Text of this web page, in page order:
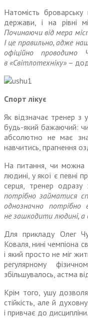
Натомість
держави, і на рівні
Починаючи від мера
І це правильно, адже
офіційно проводимо
в «Світлотехніку» –
Спорт лікує
Як відзначає тренер з
будь-який бажаючий:
абсолютно не має
навчитись, прагнення
На питання, чи можна
людині, у якої є певні
серця, тренер одразу
потрібно займатися
однозначно
не зашкодити людині,
Для прикладу Олег
Коваля, нині чемпіона
і який просто не міг
регулярному
збільшувалось, астма
Крім того, ушу
стійкість, але й
і привчає до дисципліни.